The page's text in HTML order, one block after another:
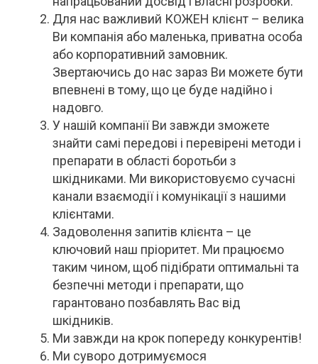
Для нас важливий КОЖЕН клієнт – велика
Ви компанія або маленька, приватна особа
або корпоративний замовник.
Звертаючись до нас зараз Ви можете бути
впевнені в тому, що це буде надійно і
надовго.
У нашій компанії Ви завжди зможете
знайти самі передові і перевірені методи і
препарати в області боротьби з
шкідниками. Ми використовуємо сучасні
канали взаємодії і комунікації з нашими
клієнтами.
Задоволення запитів клієнта – це
ключовий наш пріоритет. Ми працюємо
таким чином, щоб підібрати оптимальні та
безпечні методи і препарати, що
гарантовано позбавлять Вас від
шкідників.
Ми завжди на крок попереду конкурентів!
Ми суворо дотримуємося